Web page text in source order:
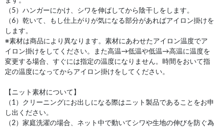
（5）ハンガーにかけ、シワを伸ばしてから陰干しをします。
（6）乾いて、もし仕上がりが気になる部分があればアイロン掛けを
します。
※素材は商品により異なります。素材にあわせたアイロン温度でア
イロン掛けをしてください。また高温→低温や低温→高温に温度を
変更する場合、すぐには指定の温度になりません。時間をおいて指
定の温度になってからアイロン掛けをしてください。
【ニット素材について】
（1）クリーニングにお出しになる際はニット製品であることをお申
し出ください。
（2）家庭洗濯の場合、ネット中で動いてシワや生地の伸びを防ぐ為